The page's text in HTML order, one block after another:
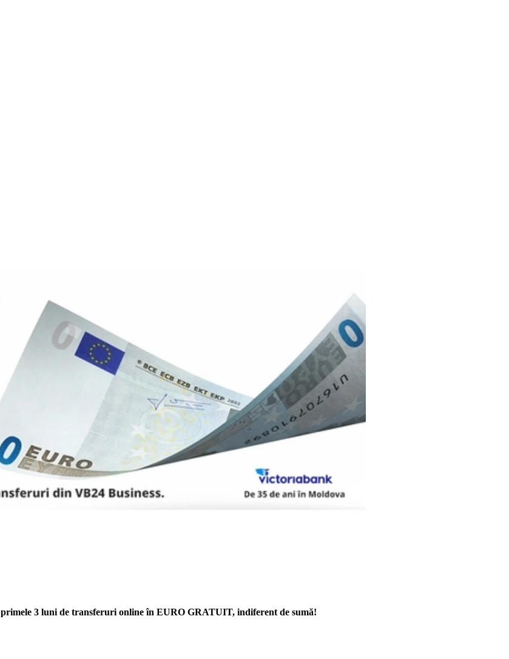
primele 3 luni de transferuri online în EURO GRATUIT, indiferent de sumă!